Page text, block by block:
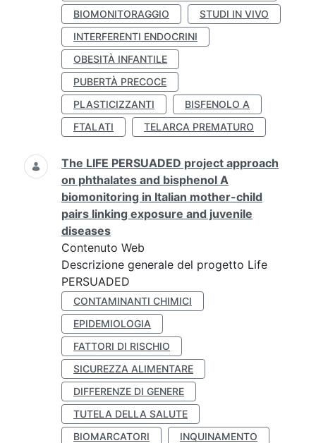
BIOMONITORAGGIO
STUDI IN VIVO
INTERFERENTI ENDOCRINI
OBESITÀ INFANTILE
PUBERTÀ PRECOCE
PLASTICIZZANTI
BISFENOLO A
FTALATI
TELARCA PREMATURO
The LIFE PERSUADED project approach
on phthalates and bisphenol A
biomonitoring in Italian mother-child
pairs linking exposure and juvenile
diseases
Contenuto Web
Descrizione generale del progetto Life
PERSUADED
CONTAMINANTI CHIMICI
EPIDEMIOLOGIA
FATTORI DI RISCHIO
SICUREZZA ALIMENTARE
DIFFERENZE DI GENERE
TUTELA DELLA SALUTE
BIOMARCATORI
INQUINAMENTO